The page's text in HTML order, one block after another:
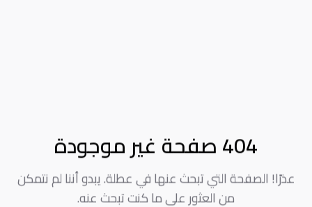
404 صفحة غير موجودة
عذرًا! الصفحة التي تبحث عنها في عطلة. يبدو أننا لم نتمكن
من العثور على ما كنت تبحث عنه.